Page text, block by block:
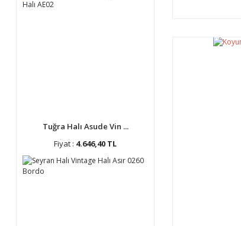
Tuğra Halı Asude Vin ...
Fiyat : 4.646,40 TL